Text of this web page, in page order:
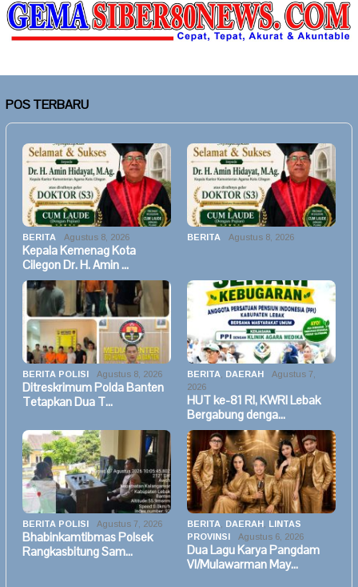
POS TERBARU
BERITA Agustus 8, 2026
Kepala Kemenag Kota
Cilegon Dr. H. Amin …
BERITA Agustus 8, 2026
BERITA POLISI Agustus 8, 2026
Ditreskrimum Polda Banten
Tetapkan Dua T…
BERITA DAERAH
Agustus 7,
2026
HUT ke-81 RI, KWRI Lebak
Bergabung denga…
BERITA POLISI Agustus 7, 2026
Bhabinkamtibmas Polsek
Rangkasbitung Sam…
BERITA, DAERAH , LINTAS
PROVINSI
Agustus 6, 2026
Dua Lagu Karya Pangdam
VI/Mulawarman May…